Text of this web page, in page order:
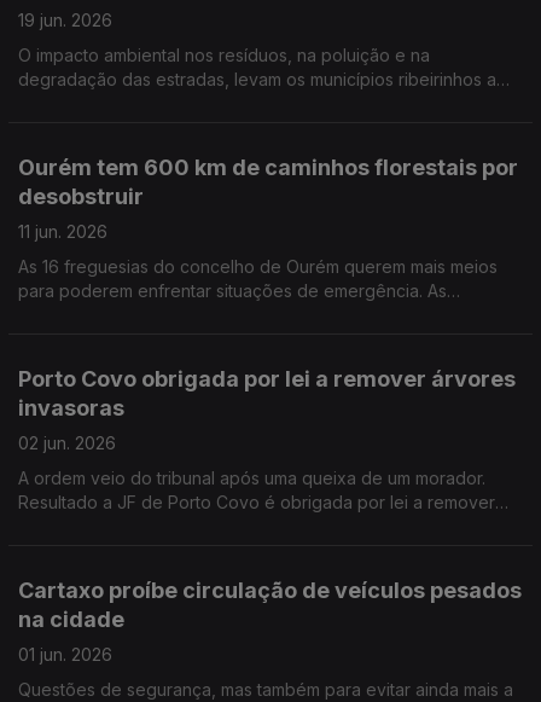
19 jun. 2026
O impacto ambiental nos resíduos, na poluição e na
degradação das estradas, levam os municípios ribeirinhos a
Ourém tem 600 km de caminhos florestais por
desobstruir
11 jun. 2026
As 16 freguesias do concelho de Ourém querem mais meios
para poderem enfrentar situações de emergência. As
Porto Covo obrigada por lei a remover árvores
invasoras
02 jun. 2026
A ordem veio do tribunal após uma queixa de um morador.
Resultado a JF de Porto Covo é obrigada por lei a remover
Cartaxo proíbe circulação de veículos pesados
na cidade
01 jun. 2026
Questões de segurança, mas também para evitar ainda mais a